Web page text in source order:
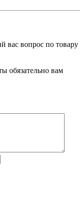
вас вопрос по товару
обязательно вам